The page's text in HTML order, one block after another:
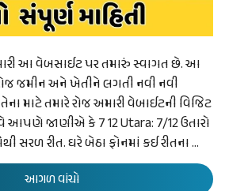
આ વેબસાઈટ પર તમારું સ્વાગત છે. આ
જમીન અને ખેતીને લગતી નવી નવી
માટે તમારે રોજ અમારી વેબાઈટની વિજિટ
આપણે જાણીએ કે 7 12 Utara: 7/12 ઉતારો
સરળ રીત. ઘરે બેઠા ફોનમાં કઈ રીતના …
આગળ વાંચો